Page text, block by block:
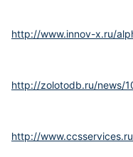
http://www.innov-x.ru/
http://zolotodb.ru/news/
http://